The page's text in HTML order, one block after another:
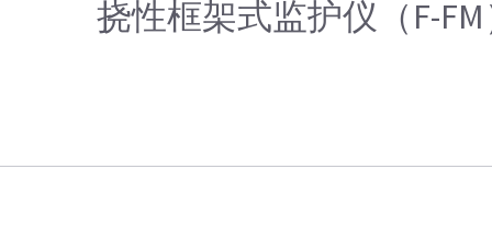
挠性框架式监护仪（F-